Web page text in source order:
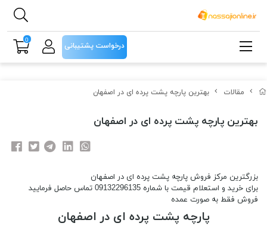
مقالات بهترین پارچه پشت پرده ای در اصفهان
بهترین پارچه پشت پرده ای در اصفهان
بزرگترین مرکز فروش پارچه پشت پرده ای در اصفهان
برای خرید و استعلام قیمت با شماره 09132296135 تماس حاصل فرمایید
فروش فقط به صورت عمده
پارچه پشت پرده ای در اصفهان
درخواست پشتیبانی
0